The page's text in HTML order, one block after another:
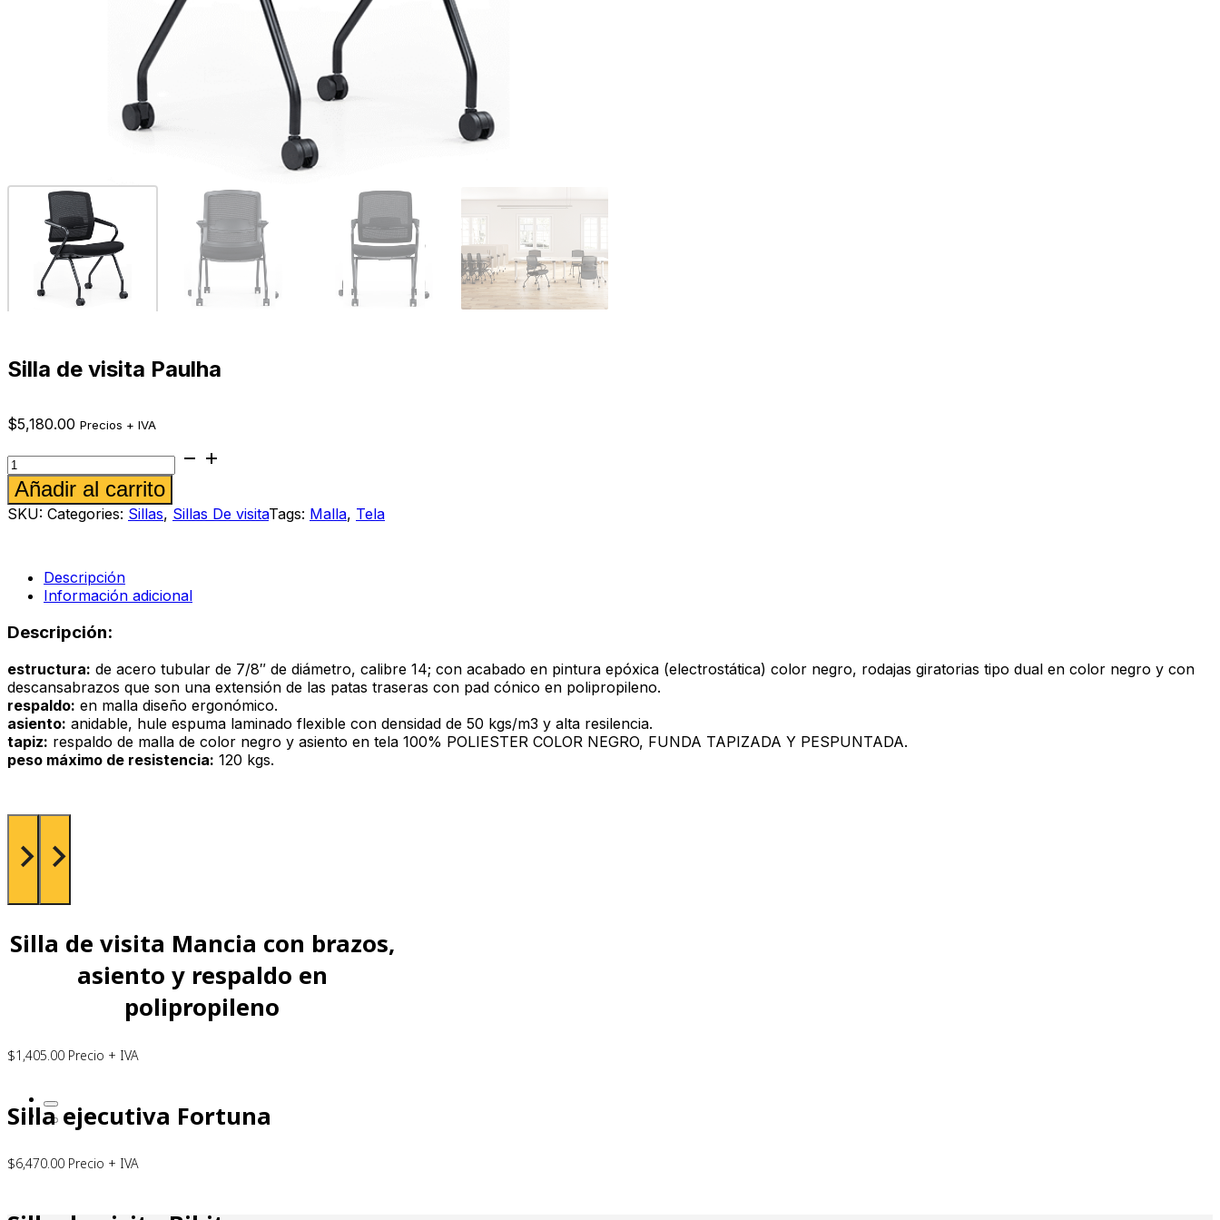
Silla de visita Paulha
$5,180.00 Precios + IVA
Silla
de
visita
Paulha
cantidad
Añadir al carrito
SKU: Categories: Sillas, Sillas De visitaTags: Malla, Tela
Descripción
Información adicional
Descripción:
estructura: de acero tubular de 7/8″ de diámetro, calibre 14; con acabado en pintura epóxica (electrostática) color negro, rodajas giratorias tipo dual en color negro y con
descansabrazos que son una extensión de las patas traseras con pad cónico en polipropileno.
respaldo: en malla diseño ergonómico.
asiento: anidable, hule espuma laminado flexible con densidad de 50 kgs/m3 y alta resilencia.
tapiz: respaldo de malla de color negro y asiento en tela 100% POLIESTER COLOR NEGRO, FUNDA TAPIZADA Y PESPUNTADA.
peso máximo de resistencia: 120 kgs.
Silla de visita Mancia con brazos,
asiento y respaldo en
polipropileno
$1,405.00 Precio + IVA
Silla ejecutiva Fortuna
$6,470.00 Precio + IVA